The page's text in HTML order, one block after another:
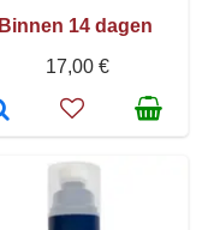
Binnen 14 dagen
17,00 €